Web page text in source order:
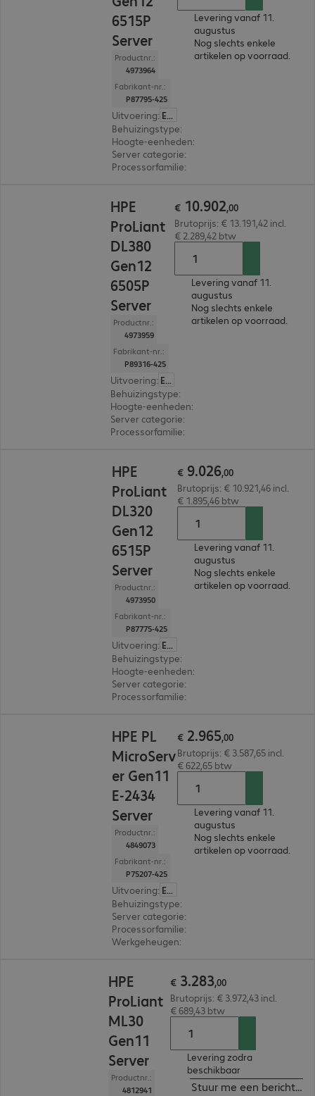
6515P
Server
Productnr.:
4973964
Fabrikant-nr.:
P87795-425
Uitvoering: Europa
Behuizingstype:
Hoogte-eenheden:
Server categorie:
Processorfamilie:
Levering vanaf 11.
augustus
Nog slechts enkele
artikelen op voorraad.
HPE
ProLiant
DL380
Gen12
6505P
Server
Productnr.:
4973959
Fabrikant-nr.:
P89316-425
Uitvoering: Europa
Behuizingstype:
Hoogte-eenheden:
Server categorie:
Processorfamilie:
€ 10.902,00
Brutoprijs: € 13.191,42 incl.
€ 2.289,42 btw
Levering vanaf 11.
augustus
Nog slechts enkele
artikelen op voorraad.
HPE
ProLiant
DL320
Gen12
6515P
Server
Productnr.:
4973950
Fabrikant-nr.:
P87775-425
Uitvoering: Europa
Behuizingstype:
Hoogte-eenheden:
Server categorie:
Processorfamilie:
€ 9.026,00
Brutoprijs: € 10.921,46 incl.
€ 1.895,46 btw
Levering vanaf 11.
augustus
Nog slechts enkele
artikelen op voorraad.
HPE PL
MicroServ
er Gen11
E-2434
Server
Productnr.:
4849073
Fabrikant-nr.:
P75207-425
Uitvoering: Europa
Behuizingstype:
Server categorie:
Processorfamilie:
Werkgeheugen:
€ 2.965,00
Brutoprijs: € 3.587,65 incl.
€ 622,65 btw
Levering vanaf 11.
augustus
Nog slechts enkele
artikelen op voorraad.
HPE
ProLiant
ML30
Gen11
Server
Productnr.:
4812941
€ 3.283,00
Brutoprijs: € 3.972,43 incl.
€ 689,43 btw
Levering zodra
beschikbaar
Stuur me een bericht